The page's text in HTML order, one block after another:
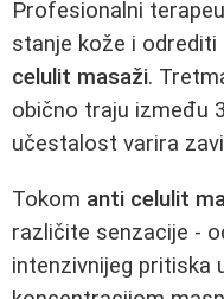
Profesionalni
stanje kože i
celulit masaži.
obično traju između
učestalost varira
Tokom anti celulit
različite senzacije -
intenzivnijeg pritiska